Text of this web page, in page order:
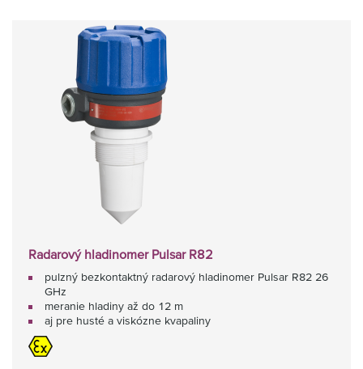
Radarový hladinomer Pulsar R82
pulzný bezkontaktný radarový hladinomer Pulsar R82 26
GHz
meranie hladiny až do 12 m
aj pre husté a viskózne kvapaliny